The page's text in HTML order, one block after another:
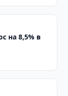
на 8,5% в